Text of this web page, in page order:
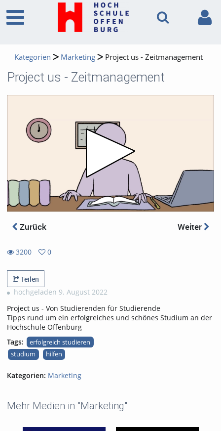
Kategorien Marketing Project us - Zeitmanagement
Project us - Zeitmanagement
Zurück Weiter
3200
views
0
favorites
Teilen
hochgeladen 9. August 2022
Project us - Von Studierenden für Studierende
Tipps rund um ein erfolgreiches und schönes Studium an der
Hochschule Offenburg
Tags:
erfolgreich studieren
studium
hilfen
Kategorien: Marketing
Mehr Medien in "Marketing"